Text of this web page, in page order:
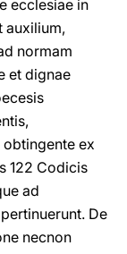
ecclesiae in
auxilium,
normam
et dignae
ex
122 Codicis
ad
De
necnon